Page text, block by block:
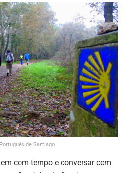
de Santiago
com tempo e conversar com